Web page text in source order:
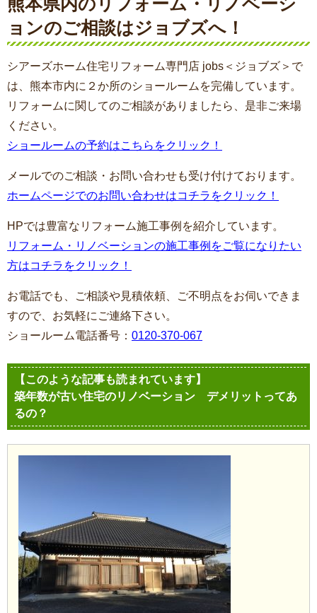
熊本県内のリフォーム・リノベーシ
ョンのご相談はジョブズへ！
シアーズホーム住宅リフォーム専門店 jobs＜ジョブズ＞で
は、熊本市内に２か所のショールームを完備しています。
リフォームに関してのご相談がありましたら、是非ご来場
ください。
ショールームの予約はこちらをクリック！
メールでのご相談・お問い合わせも受け付けております。
ホームページでのお問い合わせはコチラをクリック！
HPでは豊富なリフォーム施工事例を紹介しています。
リフォーム・リノベーションの施工事例をご覧になりたい
方はコチラをクリック！
お電話でも、ご相談や見積依頼、ご不明点をお伺いできま
すので、お気軽にご連絡下さい。
ショールーム電話番号： 0120-370-067
【このような記事も読まれています】
築年数が古い住宅のリノベーション デメリットってあ
るの？